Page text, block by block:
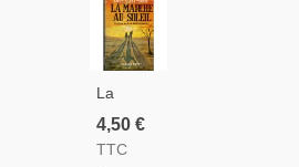
La
Marche
Au
4,50 €
TTC